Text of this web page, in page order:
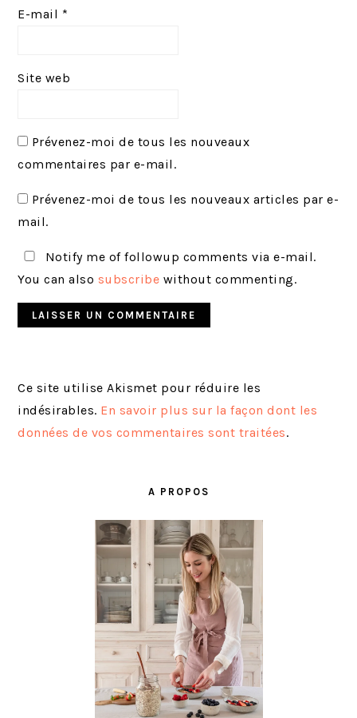
E-mail *
Site web
Prévenez-moi de tous les nouveaux
commentaires par e-mail.
Prévenez-moi de tous les nouveaux articles par e-
mail.
Notify me of followup comments via e-mail.
You can also subscribe without commenting.
Ce site utilise Akismet pour réduire les
indésirables. En savoir plus sur la façon dont les
données de vos commentaires sont traitées.
A PROPOS